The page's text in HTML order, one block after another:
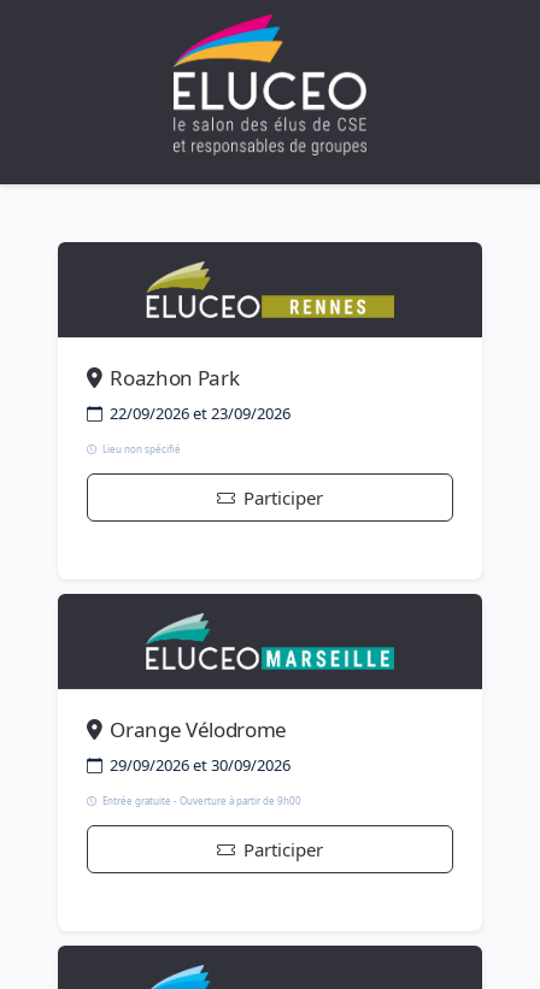
Roazhon Park
22/09/2026 et 23/09/2026
Lieu non spécifié
Participer
Orange Vélodrome
29/09/2026 et 30/09/2026
Entrée gratuite - Ouverture à partir de 9h00
Participer